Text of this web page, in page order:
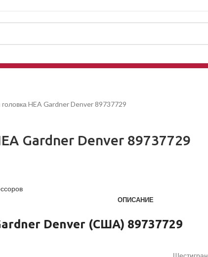
HEA Gardner Denver 89737729
Gardner Denver 89737729
ОПИСАНИЕ
Denver (США) 89737729